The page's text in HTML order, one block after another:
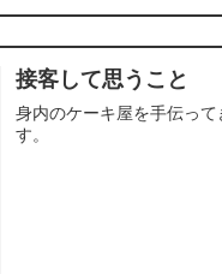
接客して思うこと
身内のケーキ屋を手伝っ
す。